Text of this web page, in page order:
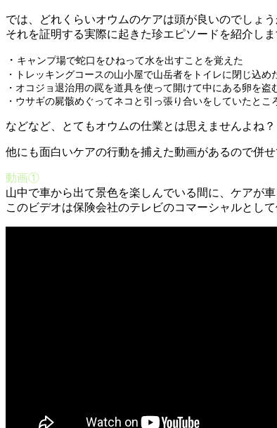
では、どれくらいオウムのケアは頭が良いのでしょう
それを証明する実際に起きた珍エピソードを紹介しま
・ キャンプ場で蛇口をひねって水を出すことを覚えた
・トレッキングコースの山小屋で山岳者をトイレに閉じ込め
・オコジョ退治用の罠を道具を使って開けて中にある卵を盗
・ウサギの屍骸めぐってネコと引っ張り合いをしていたとこ
などなど、とてもオウムの仕業とは思えませんよね？
他にも面白いケアの行動を捕えた動画があるので併せ
動画①
山中で車から出て景色を楽しんでいる間に、ケアが車
このビデオは保険会社のテレビのコマーシャルとし